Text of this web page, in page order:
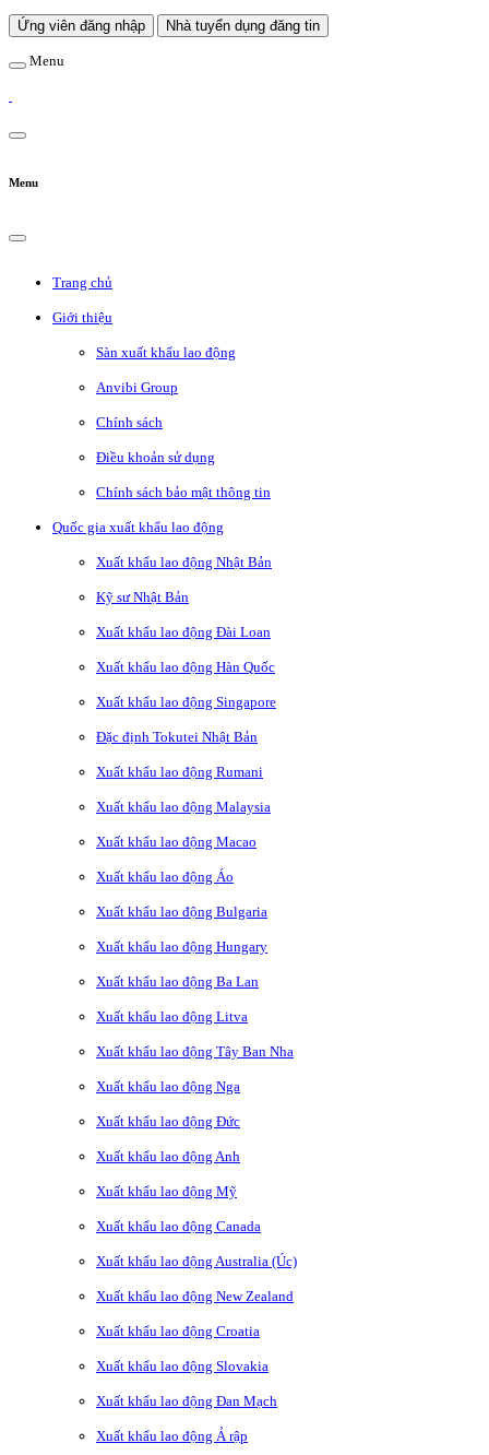
Ứng viên đăng nhập Nhà tuyển dụng đăng tin
Menu
Menu
Trang chủ
Giới thiệu
Sàn xuất khẩu lao động
Anvibi Group
Chính sách
Điều khoản sử dụng
Chính sách bảo mật thông tin
Quốc gia xuất khẩu lao động
Xuất khẩu lao động Nhật Bản
Kỹ sư Nhật Bản
Xuất khẩu lao động Đài Loan
Xuất khẩu lao động Hàn Quốc
Xuất khẩu lao động Singapore
Đặc định Tokutei Nhật Bản
Xuất khẩu lao động Rumani
Xuất khẩu lao động Malaysia
Xuất khẩu lao động Macao
Xuất khẩu lao động Áo
Xuất khẩu lao động Bulgaria
Xuất khẩu lao động Hungary
Xuất khẩu lao động Ba Lan
Xuất khẩu lao động Litva
Xuất khẩu lao động Tây Ban Nha
Xuất khẩu lao động Nga
Xuất khẩu lao động Đức
Xuất khẩu lao động Anh
Xuất khẩu lao động Mỹ
Xuất khẩu lao động Canada
Xuất khẩu lao động Australia (Úc)
Xuất khẩu lao động New Zealand
Xuất khẩu lao động Croatia
Xuất khẩu lao động Slovakia
Xuất khẩu lao động Đan Mạch
Xuất khẩu lao động Ả rập